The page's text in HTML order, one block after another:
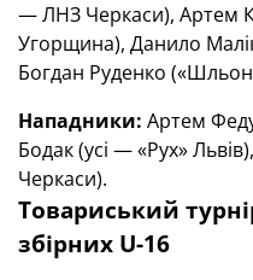
— ЛНЗ Черкаси), Артем
Угорщина), Данило
Богдан Руденко
Нападники: Артем
Бодак (усі — «Рух»
Черкаси).
Товариський
збірних U-16